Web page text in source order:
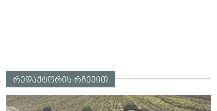
რედაქტორის რჩევით